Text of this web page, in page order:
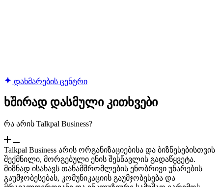
დახმარების ცენტრი
ხშირად დასმული კითხვები
რა არის Talkpal Business?
Talkpal Business არის ორგანიზაციებისა და ბიზნესებისთვის
შექმნილი, მორგებული ენის შესწავლის გადაწყვეტა.
მიზნად ისახავს თანამშრომლების ენობრივი უნარების
გაუმჯობესებას, კომუნიკაციის გაუმჯობესება და